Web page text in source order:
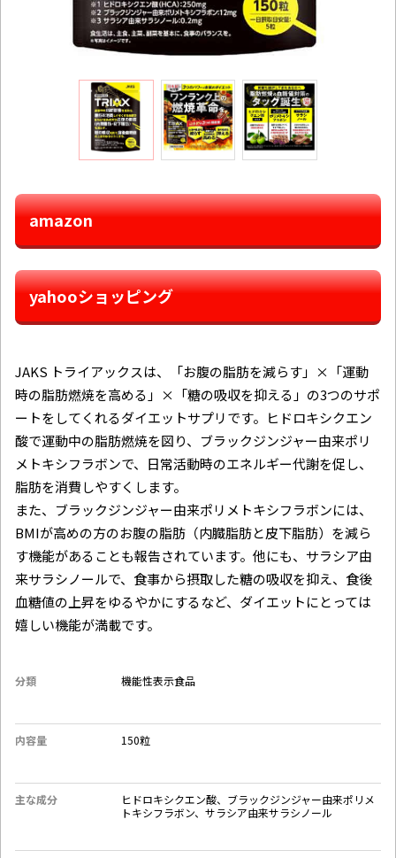
amazon
yahooショッピング
JAKS トライアックスは、「お腹の脂肪を減らす」×「運動
時の脂肪燃焼を高める」×「糖の吸収を抑える」の3つのサポ
ートをしてくれるダイエットサプリです。ヒドロキシクエン
酸で運動中の脂肪燃焼を図り、ブラックジンジャー由来ポリ
メトキシフラボンで、日常活動時のエネルギー代謝を促し、
脂肪を消費しやすくします。
また、ブラックジンジャー由来ポリメトキシフラボンには、
BMIが高めの方のお腹の脂肪（内臓脂肪と皮下脂肪）を減ら
す機能があることも報告されています。他にも、サラシア由
来サラシノールで、食事から摂取した糖の吸収を抑え、食後
血糖値の上昇をゆるやかにするなど、ダイエットにとっては
嬉しい機能が満載です。
分類 機能性表示食品
内容量 150粒
主な成分
ヒドロキシクエン酸、ブラックジンジャー由来ポリメ
トキシフラボン、サラシア由来サラシノール